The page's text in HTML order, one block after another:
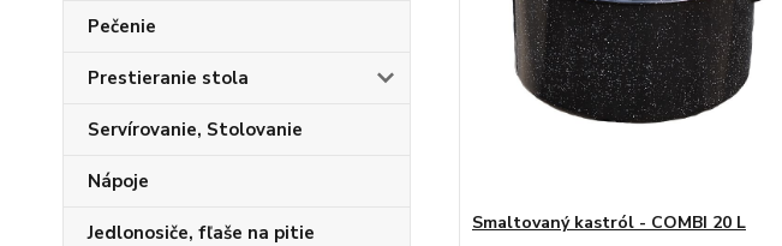
Pečenie
Prestieranie stola
Servírovanie, Stolovanie
Nápoje
Jedlonosiče, fľaše na pitie Smaltovaný kastról - COMBI 20 L